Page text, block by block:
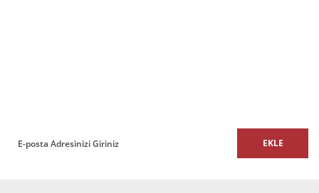
Diva Tekli Ofis Kanepesi EKLE